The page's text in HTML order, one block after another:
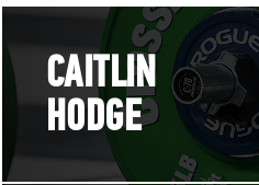
CAITLIN
HODGE